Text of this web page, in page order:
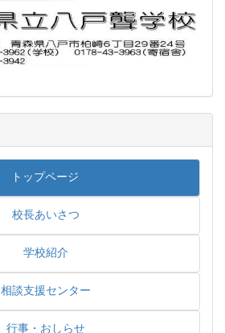
トップページ
校長あいさつ
学校紹介
相談支援センター
行事・おしらせ